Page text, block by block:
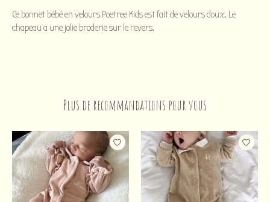
Ce bonnet bébé en velours Poetree Kids est fait de velours doux. Le
chapeau a une jolie broderie sur le revers.
Plus de recommandations pour vous
Articles du carrousel de produits